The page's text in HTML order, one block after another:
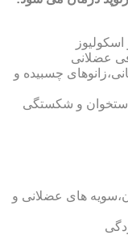
عضلانی
چسبیده و
و شکستگی
های عضلانی و